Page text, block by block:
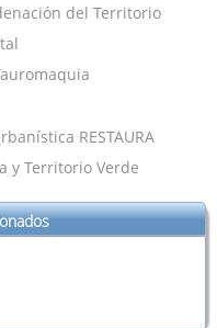
del Territorio
RESTAURA
y Territorio Verde